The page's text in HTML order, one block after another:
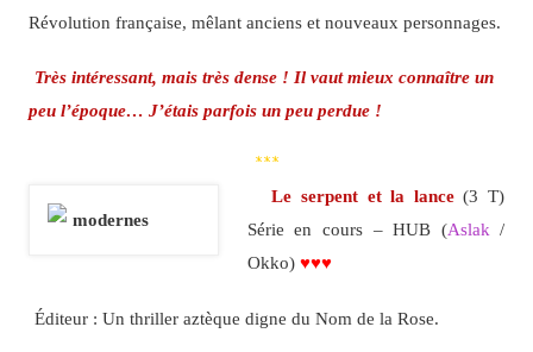
Révolution française, mêlant anciens et nouveaux personnages.
Très intéressant, mais très dense ! Il vaut mieux connaître un
peu l’époque… J’étais parfois un peu perdue !
***
Le serpent et la lance(3 T)
Série en cours – HUB (Aslak /
Okko) ♥♥♥
Éditeur : Un thriller aztèque digne du Nom de la Rose.